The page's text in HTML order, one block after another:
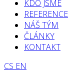
KDO JSME
REFERENCE
NÁŠ TÝM
ČLÁNKY
KONTAKT
CS EN